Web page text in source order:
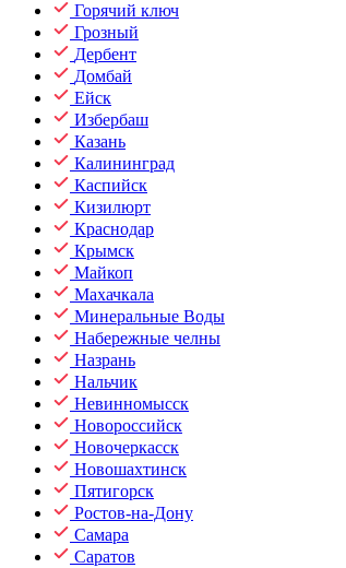
Горячий ключ
Грозный
Дербент
Домбай
Ейск
Избербаш
Казань
Калининград
Каспийск
Кизилюрт
Краснодар
Крымск
Майкоп
Махачкала
Минеральные Воды
Набережные челны
Назрань
Нальчик
Невинномысск
Новороссийск
Новочеркасск
Новошахтинск
Пятигорск
Ростов-на-Дону
Самара
Саратов